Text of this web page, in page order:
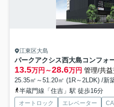
江東区大島
パークアクシス西大島コンフォ
13.5万円～28.6万円 管理/共
25.35㎡～51.20㎡ (1R～2LDK) /新
半蔵門線「住吉」駅 徒歩16分
オートロック エレベーター